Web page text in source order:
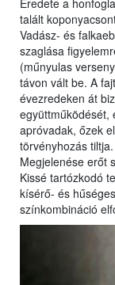
talált
Vadász- és
szaglása
(műnyulas
távon vált be. A
évezredeken át
együttműködését,
apróvadak, őzek
törvényhozás tiltja.
Megjelenése erőt
Kissé tartózkodó
kísérő- és
színkombináció